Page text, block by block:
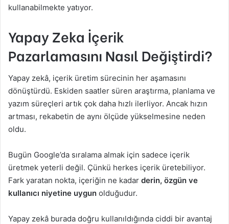
kullanabilmekte yatıyor.
Yapay Zeka İçerik
Pazarlamasını Nasıl Değiştirdi?
Yapay zekâ, içerik üretim sürecinin her aşamasını
dönüştürdü. Eskiden saatler süren araştırma, planlama ve
yazım süreçleri artık çok daha hızlı ilerliyor. Ancak hızın
artması, rekabetin de aynı ölçüde yükselmesine neden
oldu.
Bugün Google’da sıralama almak için sadece içerik
üretmek yeterli değil. Çünkü herkes içerik üretebiliyor.
Fark yaratan nokta, içeriğin ne kadar derin, özgün ve
kullanıcı niyetine uygun olduğudur.
Yapay zekâ burada doğru kullanıldığında ciddi bir avantaj